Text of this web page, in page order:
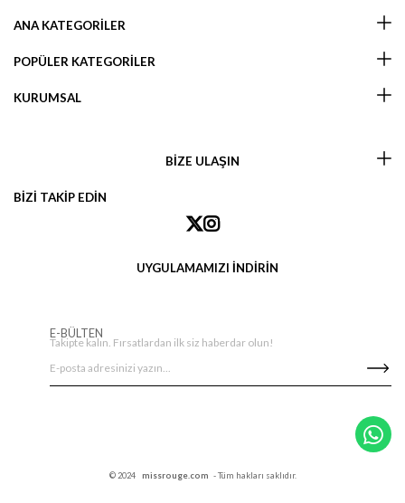
ANA KATEGORİLER
POPÜLER KATEGORİLER
KURUMSAL
BİZE ULAŞIN
BİZİ TAKİP EDİN
UYGULAMAMIZI İNDİRİN
E-BÜLTEN
Takipte kalın. Fırsatlardan ilk siz haberdar olun!
© 2024 missrouge.com - Tüm hakları saklıdır.